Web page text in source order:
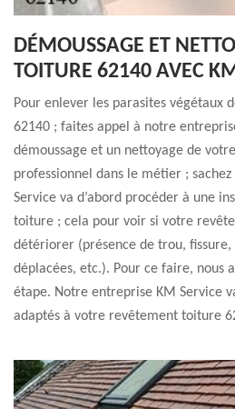
DÉMOUSSAGE ET
TOITURE 62140 AVEC
Pour enlever les parasites végétaux
62140 ; faites appel à notre
démoussage et un nettoyage de
professionnel dans le métier ;
Service va d’abord procéder à une
toiture ; cela pour voir si votre
détériorer (présence de trou, fissure,
déplacées, etc.). Pour ce faire, nous
étape. Notre entreprise KM Service
adaptés à votre revêtement toiture